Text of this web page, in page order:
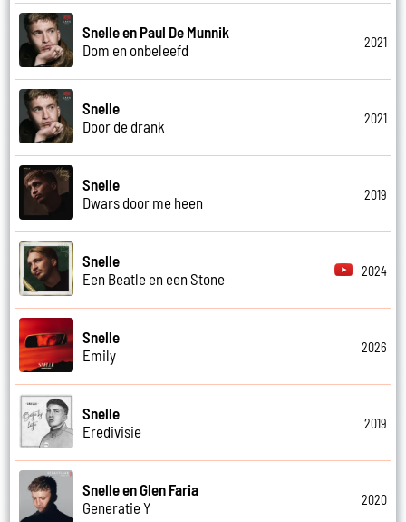
Snelle en Paul De Munnik
Dom en onbeleefd
2021
Snelle
Door de drank
2021
Snelle
Dwars door me heen
2019
Snelle
Een Beatle en een Stone
2024
Snelle
Emily
2026
Snelle
Eredivisie
2019
Snelle en Glen Faria
Generatie Y
2020